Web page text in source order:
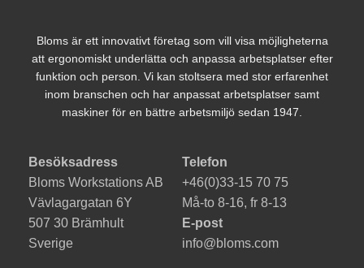
Bloms är ett innovativt företag som vill visa möjligheterna
att ergonomiskt underlätta och anpassa arbetsplatser efter
funktion och person. Vi kan stoltsera med stor erfarenhet
inom branschen och har anpassat arbetsplatser samt
maskiner för en bättre arbetsmiljö sedan 1947.
Besöksadress
Bloms Workstations AB
Vävlagargatan 6Y
507 30 Brämhult
Sverige
Telefon
+46(0)33-15 70 75
Må-to 8-16, fr 8-13
E-post
info@bloms.com